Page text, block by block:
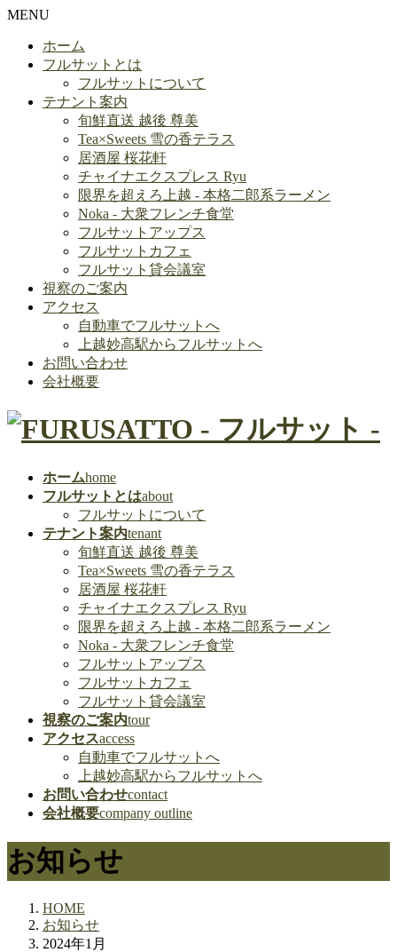
MENU
ホーム
フルサットとは
フルサットについて
テナント案内
旬鮮直送 越後 尊美
Tea×Sweets 雪の香テラス
居酒屋 桜花軒
チャイナエクスプレス Ryu
限界を超えろ上越 - 本格二郎系ラーメン
Noka - 大衆フレンチ食堂
フルサットアップス
フルサットカフェ
フルサット貸会議室
視察のご案内
アクセス
自動車でフルサットへ
上越妙高駅からフルサットへ
お問い合わせ
会社概要
ホームhome
フルサットとはabout
フルサットについて
テナント案内tenant
旬鮮直送 越後 尊美
Tea×Sweets 雪の香テラス
居酒屋 桜花軒
チャイナエクスプレス Ryu
限界を超えろ上越 - 本格二郎系ラーメン
Noka - 大衆フレンチ食堂
フルサットアップス
フルサットカフェ
フルサット貸会議室
視察のご案内tour
アクセスaccess
自動車でフルサットへ
上越妙高駅からフルサットへ
お問い合わせcontact
会社概要company outline
お知らせ
HOME
お知らせ
2024年1月